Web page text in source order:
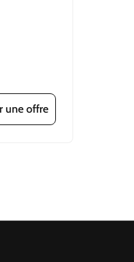
une offre